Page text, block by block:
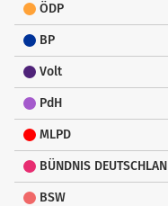
ÖDP
BP
Volt
PdH
MLPD
BÜNDNIS
BSW